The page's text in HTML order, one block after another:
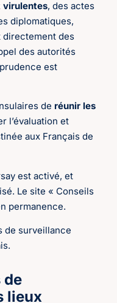
virulentes, des actes
diplomatiques,
directement des
des autorités
est
de réunir les
l’évaluation et
aux Français de
est activé, et
Le site « Conseils
permanence.
de surveillance
de
lieux